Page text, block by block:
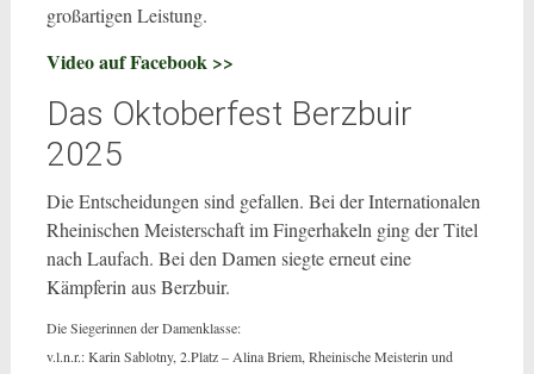
großartigen Leistung.
Video auf Facebook >>
Das Oktoberfest Berzbuir
2025
Die Entscheidungen sind gefallen. Bei der Internationalen
Rheinischen Meisterschaft im Fingerhakeln ging der Titel
nach Laufach. Bei den Damen siegte erneut eine
Kämpferin aus Berzbuir.
Die Siegerinnen der Damenklasse:
v.l.n.r.: Karin Sablotny, 2.Platz – Alina Briem, Rheinische Meisterin und